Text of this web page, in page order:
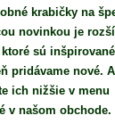
krabičky na
novinkou je
ktoré sú
pridávame nové.
ich nižšie v
v našom obchode.